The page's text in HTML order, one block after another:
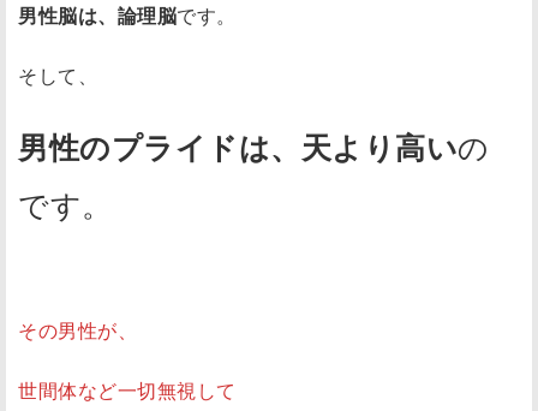
男性脳は、論理脳です。
そして、
男性のプライドは、天より高いの
です。
その男性が、
世間体など一切無視して